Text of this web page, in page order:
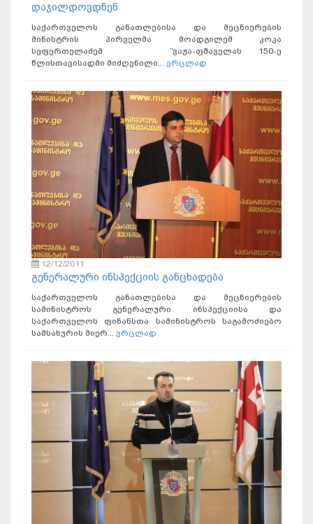
დაჯილდოვდნენ
საქართველოს განათლებისა და მეცნიერების
მინისტრის პირველმა მოადგილემ კოკა
სეფერთელაძემ ”ვაჟა-ფშაველას 150-ე
წლისთავისადმი მიძღვნილი... ვრცლად
12/12/2011
გენერალური ინსპექციის განცხადება
საქართველოს განათლებისა და მეცნიერების
სამინისტროს გენერალური ინსპექციისა და
საქართველოს ფინანსთა სამინისტროს საგამოძიებო
სამსახურის მიერ... ვრცლად